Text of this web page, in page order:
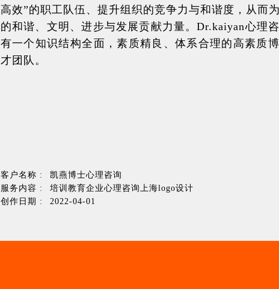
高效”的职工队伍、提升组织的竞争力与和谐度，从而
的和谐、文明、进步与发展贡献力量。Dr.kaiyan心理
有一个知识结构全面，素质精良、体系合理的高素质
才团队。
客户名称 :
凯燕博士心理咨询
服务内容 :
培训教育企业心理咨询上海logo设计
创作日期 :
2022-04-01